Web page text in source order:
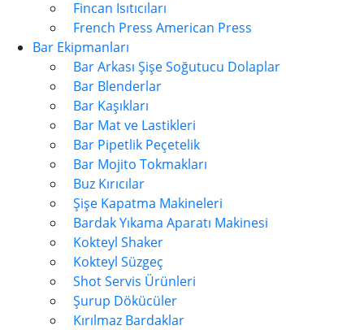
Fincan Isıtıcıları
French Press American Press
Bar Ekipmanları
Bar Arkası Şişe Soğutucu Dolaplar
Bar Blenderlar
Bar Kaşıkları
Bar Mat ve Lastikleri
Bar Pipetlik Peçetelik
Bar Mojito Tokmakları
Buz Kırıcılar
Şişe Kapatma Makineleri
Bardak Yıkama Aparatı Makinesi
Kokteyl Shaker
Kokteyl Süzgeç
Shot Servis Ürünleri
Şurup Dökücüler
Kırılmaz Bardaklar